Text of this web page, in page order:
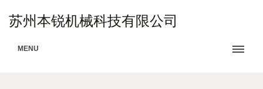
苏州本锐机械科技有限公司
MENU